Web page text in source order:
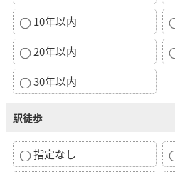
10年以内
20年以内
30年以内
駅徒歩
指定なし